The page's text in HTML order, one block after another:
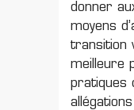
donner
moyens
transition
meilleure
pratiques